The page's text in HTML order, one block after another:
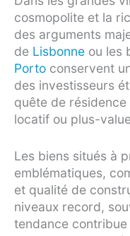
cosmopolite et la
des arguments
de Lisbonne ou les
Porto conservent
des investisseurs
quête de
locatif ou plus-
Les biens situés à
emblématiques,
et qualité de
niveaux record,
tendance